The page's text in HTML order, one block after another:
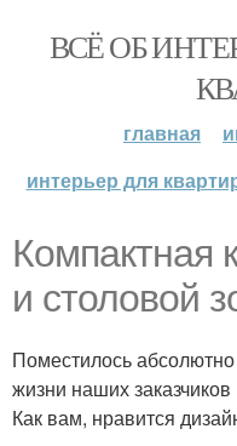
ВСЁ ОБ
главная
интерьер для
Компактная
и столовой
Поместилось
жизни наших
Как вам, нравится